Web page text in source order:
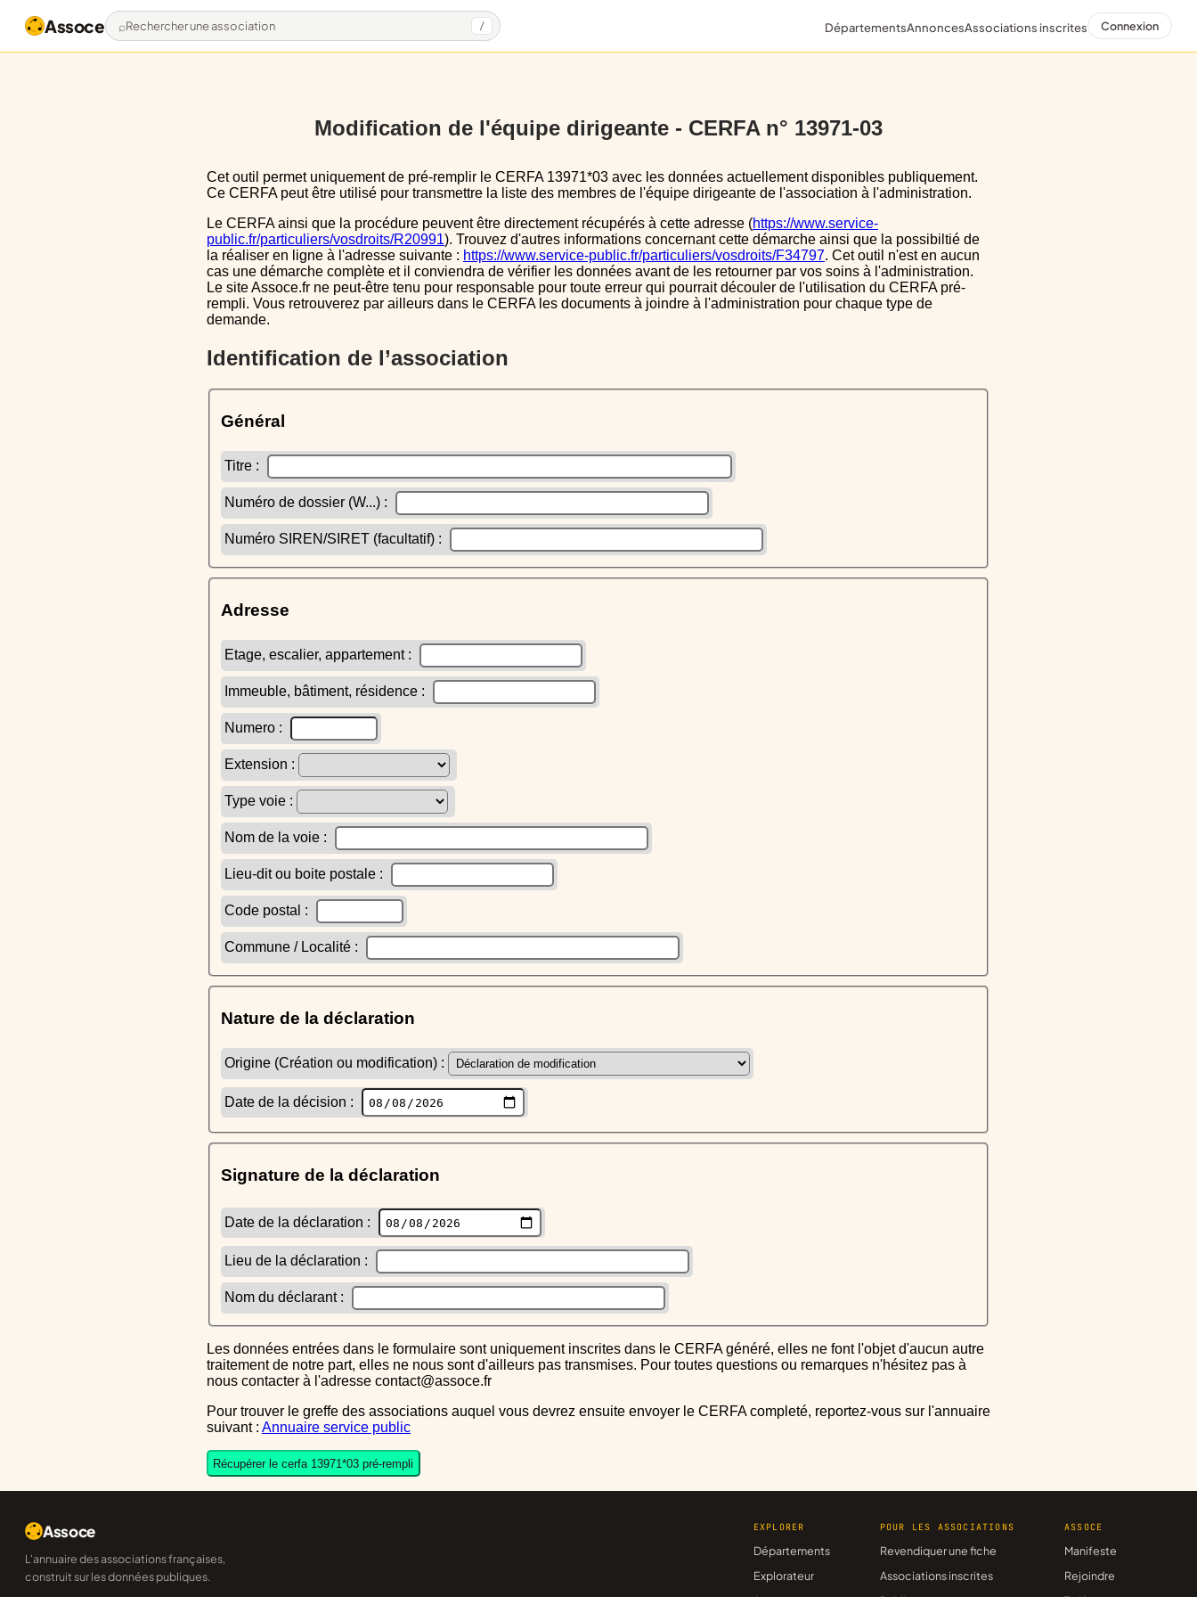
Assoce Rechercher une association / DépartementsAnnoncesAssociations inscrites Connexion
Modification de l'équipe dirigeante - CERFA n° 13971-03
Cet outil permet uniquement de pré-remplir le CERFA 13971*03 avec les données actuellement disponibles publiquement.
Ce CERFA peut être utilisé pour transmettre la liste des membres de l'équipe dirigeante de l'association à l'administration.
Le CERFA ainsi que la procédure peuvent être directement récupérés à cette adresse (https://www.service-
public.fr/particuliers/vosdroits/R20991). Trouvez d'autres informations concernant cette démarche ainsi que la possibiltié de
la réaliser en ligne à l'adresse suivante : https://www.service-public.fr/particuliers/vosdroits/F34797. Cet outil n'est en aucun
cas une démarche complète et il conviendra de vérifier les données avant de les retourner par vos soins à l'administration.
Le site Assoce.fr ne peut-être tenu pour responsable pour toute erreur qui pourrait découler de l'utilisation du CERFA pré-
rempli. Vous retrouverez par ailleurs dans le CERFA les documents à joindre à l'administration pour chaque type de
demande.
Identification de l’association
Général
Titre :
Numéro de dossier (W...) :
Numéro SIREN/SIRET (facultatif) :
Adresse
Etage, escalier, appartement :
Immeuble, bâtiment, résidence :
Numero :
Extension :
Type voie :
Nom de la voie :
Lieu-dit ou boite postale :
Code postal :
Commune / Localité :
Nature de la déclaration
Origine (Création ou modification) :
Date de la décision :
Signature de la déclaration
Date de la déclaration :
Lieu de la déclaration :
Nom du déclarant :
Les données entrées dans le formulaire sont uniquement inscrites dans le CERFA généré, elles ne font l'objet d'aucun autre
traitement de notre part, elles ne nous sont d'ailleurs pas transmises. Pour toutes questions ou remarques n'hésitez pas à
nous contacter à l'adresse contact@assoce.fr
Pour trouver le greffe des associations auquel vous devrez ensuite envoyer le CERFA completé, reportez-vous sur l'annuaire
suivant : Annuaire service public
Récupérer le cerfa 13971*03 pré-rempli
Assoce
L'annuaire des associations françaises,
construit sur les données publiques.
EXPLORER
Départements
Explorateur
POUR LES ASSOCIATIONS
Revendiquer une fiche
Associations inscrites
ASSOCE
Manifeste
Rejoindre